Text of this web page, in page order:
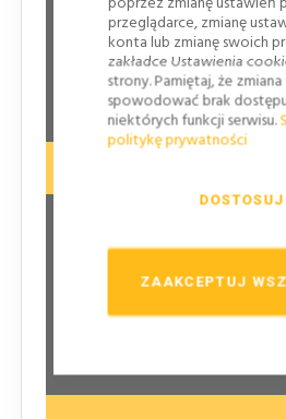
przeglądarce, zmianę
konta lub zmianę swoich
zakładce Ustawienia
strony. Pamiętaj, że
spowodować brak
niektórych funkcji serwisu.
politykę prywatności
ZAAKCEPTUJ
DOSTOSUJ
Na drogach
terenach zabudowanych
Jako drogowskazy
powiatowych
wojewódzkich
Przy łącznicach dróg
Na drogach powiatowych,